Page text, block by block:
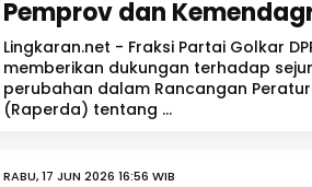
Pemprov dan
Lingkaran.net - Fraksi Partai Golkar
memberikan dukungan terhadap
perubahan dalam Rancangan
(Raperda) tentang ...
RABU, 17 JUN 2026 16:56 WIB